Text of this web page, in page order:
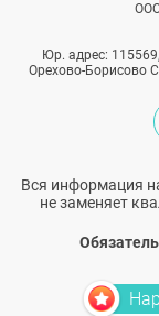
Юр. адрес:
Орехово-Борисово
Вся информация
не заменяет